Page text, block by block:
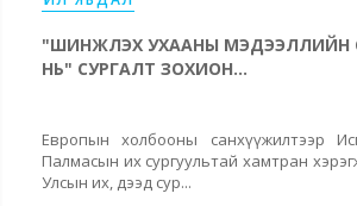
"ШИНЖЛЭХ УХААНЫ МЭДЭЭЛЛИЙН
НЬ" СУРГАЛТ ЗОХИОН...
Европын холбооны санхүүжилтээр
Палмасын их сургуультай хамтран
Улсын их, дээд сур...